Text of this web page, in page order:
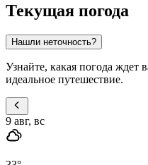
Текущая погода
Нашли неточность?
Узнайте, какая погода
идеальное путешествие.
9 авг, вс